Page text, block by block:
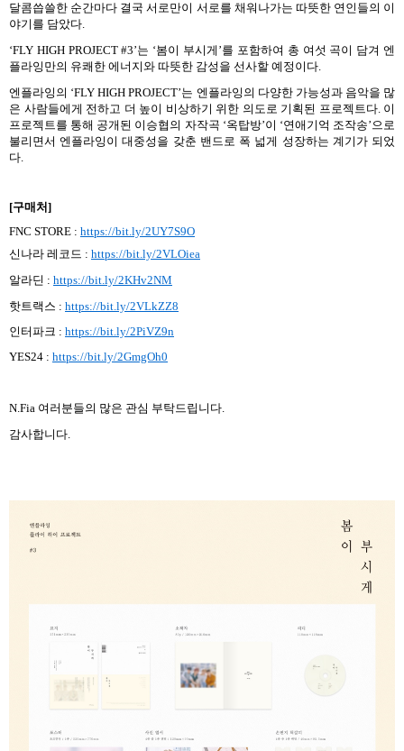
달콤씁쓸한 순간마다 결국 서로만이 서로를 채워나가는 따뜻한 연인들의 이
야기를 담았다.
‘FLY HIGH PROJECT #3’는 ‘봄이 부시게 ’를 포함하여 총 여섯 곡이 담겨 엔
플라잉만의 유쾌한 에너지와 따뜻한 감성을 선사할 예정이다
엔플라잉의 ‘FLY HIGH PROJECT’는 엔플라잉의 다양한 가능성과 음악을 많
은 사람들에게 전하고 더 높이 비상하기 위한 의도로 기획된 프로젝트다. 이
프로젝트를 통해 공개된 이승협의 자작곡 ‘옥탑방’이 ‘연애기억 조작송’ 으로
불리면서 엔플라잉이 대중성을 갖춘 밴드로 폭 넓게 성장하는 계기가 되었
다
[구매처 ]
FNC STORE : https://bit.ly/2UY7S9O
신나라 레코드 : https://bit.ly/2VLOiea
알라딘 : https://bit.ly/2KHv2NM
핫트랙스 : https://bit.ly/2VLkZZ8
인터파크 : https://bit.ly/2PiVZ9n
YES24 : https://bit.ly/2GmgOh0
N.Fia 여러분들의 많은 관심 부탁드립니다.
감사합니다